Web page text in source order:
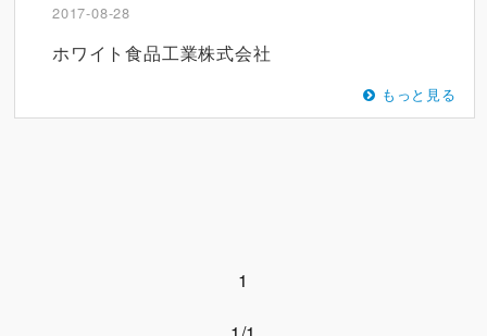
2017-08-28
ホワイト食品工業株式会社
もっと見る
1